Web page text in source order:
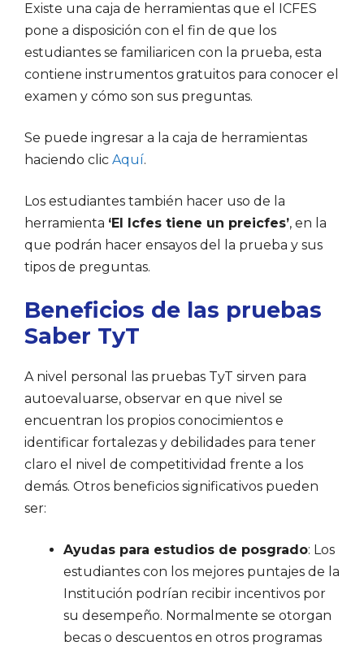
Existe una caja de herramientas que el ICFES
pone a disposición con el fin de que los
estudiantes se familiaricen con la prueba, esta
contiene instrumentos gratuitos para conocer el
examen y cómo son sus preguntas.
Se puede ingresar a la caja de herramientas
haciendo clic Aquí.
Los estudiantes también hacer uso de la
herramienta ‘El Icfes tiene un preicfes’, en la
que podrán hacer ensayos del la prueba y sus
tipos de preguntas.
Beneficios de las pruebas
Saber TyT
A nivel personal las pruebas TyT sirven para
autoevaluarse, observar en que nivel se
encuentran los propios conocimientos e
identificar fortalezas y debilidades para tener
claro el nivel de competitividad frente a los
demás. Otros beneficios significativos pueden
ser:
Ayudas para estudios de posgrado: Los
estudiantes con los mejores puntajes de la
Institución podrían recibir incentivos por
su desempeño. Normalmente se otorgan
becas o descuentos en otros programas